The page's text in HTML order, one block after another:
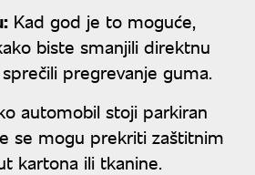
Kad god je to moguće,
biste smanjili direktnu
pregrevanje guma.
automobil stoji parkiran
se mogu prekriti zaštitnim
kartona ili tkanine.